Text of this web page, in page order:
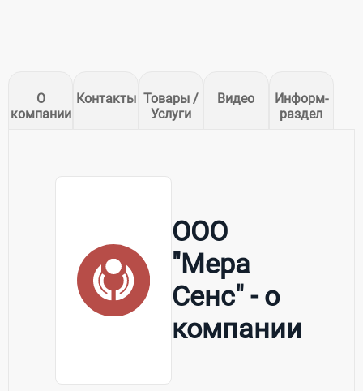
О
компании
Контакты Товары /
Услуги
Видео
Информ-
раздел
ООО
"Мера
Сенс" - о
компании